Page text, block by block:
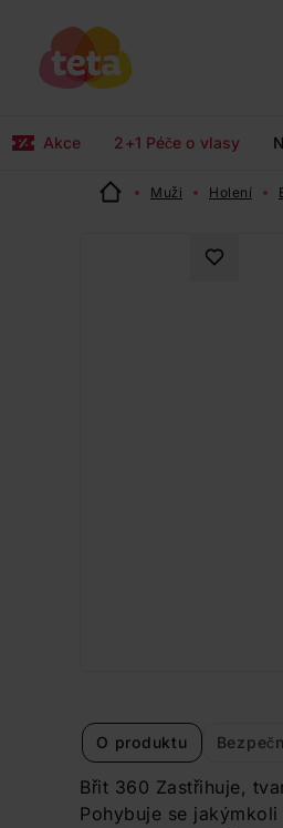
Akce 2+1 Péče o vlasy
Muži Holení
O produktu
Břit 360 Zastřihuje,
Pohybuje se